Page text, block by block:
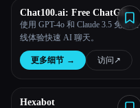
Chat100.ai: Free ChatGPT
4o and Claude 3.5 Sonnet
使用 GPT-4o 和 Claude 3.5 免费在
线体验快速 AI 聊天。
更多细节 → 访问 ↗︎
Hexabot